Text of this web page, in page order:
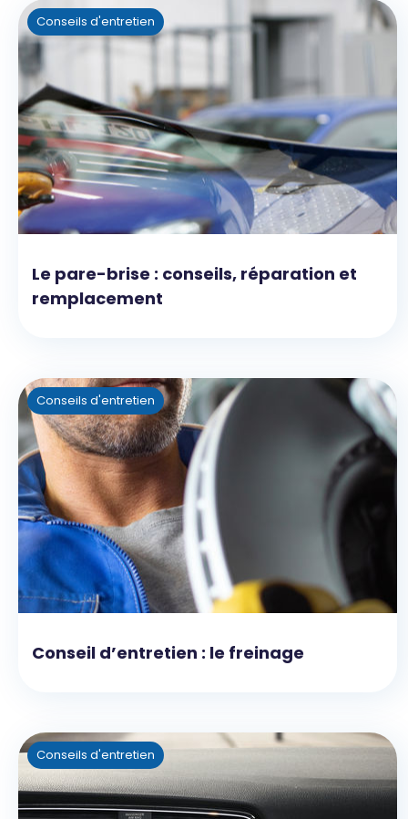
Conseils d'entretien
Le pare-brise : conseils, réparation et
remplacement
Conseils d'entretien
Conseil d’entretien : le freinage
Conseils d'entretien